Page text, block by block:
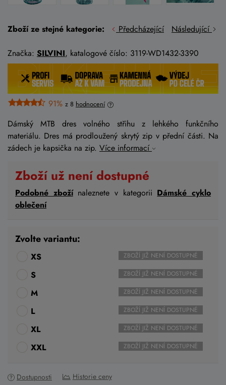
Zboží ze stejné kategorie: Předcházející Následující
Značka: SILVINI, katalogové číslo: 3119-WD1432-3390
91% z 8 hodnocení
Dámský MTB dres volného střihu z lehkého funkčního
materiálu. Dres má prodloužený skrytý zip v přední části. Na
zádech je kapsička na zip. Více informací
Zboží už není dostupné
Podobné zbožínaleznete v kategorii Dámské cyklo
oblečení
Zvolte variantu:
XS ZBOŽÍ JIŽ NENÍ DOSTUPNÉ
S ZBOŽÍ JIŽ NENÍ DOSTUPNÉ
M ZBOŽÍ JIŽ NENÍ DOSTUPNÉ
L ZBOŽÍ JIŽ NENÍ DOSTUPNÉ
XL ZBOŽÍ JIŽ NENÍ DOSTUPNÉ
XXL ZBOŽÍ JIŽ NENÍ DOSTUPNÉ
Dostupnosti Historie ceny